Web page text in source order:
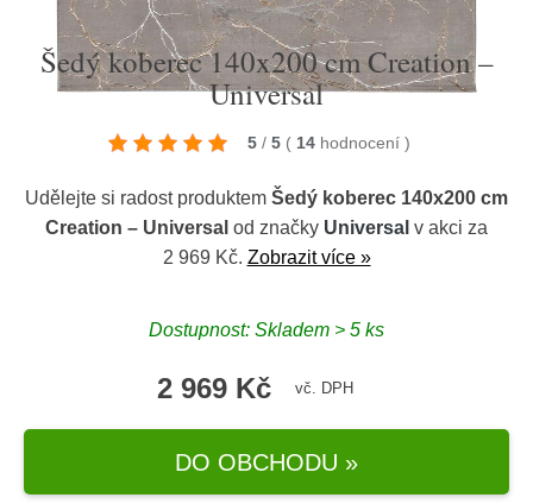
Šedý koberec 140x200 cm Creation –
Universal
5 / 5 ( 14 hodnocení )
Udělejte si radost produktem Šedý koberec 140x200 cm
Creation – Universal od značky Universal v akci za
2 969 Kč. Zobrazit více »
Dostupnost: Skladem > 5 ks
2 969 Kč vč. DPH
DO OBCHODU »